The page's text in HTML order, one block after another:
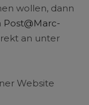
wollen, dann
Post@Marc-
an unter
Website